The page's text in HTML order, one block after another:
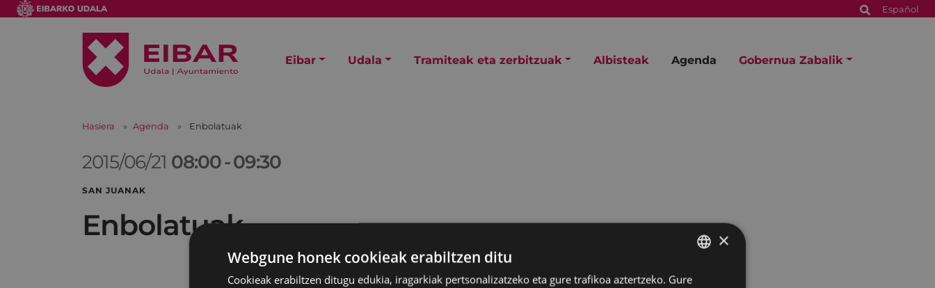
Español
Eibar Udala Tramiteak eta zerbitzuak Albisteak Agenda Gobernua Zabalik
Hasiera Agenda Enbolatuak
2015/06/21 08:00-09:30
SAN JUANAK
Enbolatuak
BASQUE
×
Webgune honek cookieak erabiltzen ditu
Cookieak erabiltzen ditugu edukia, iragarkiak pertsonalizatzeko eta gure trafikoa aztertzeko. Gure